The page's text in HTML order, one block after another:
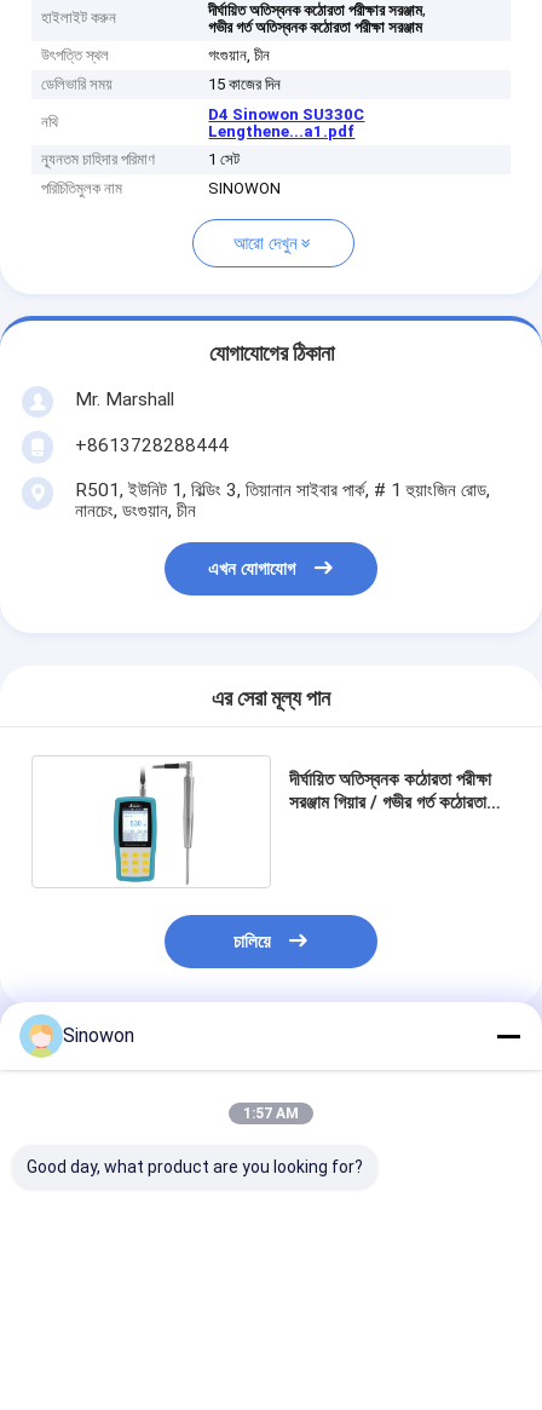
হাইলাইট করুন দীর্ঘায়িত অতিস্বনক কঠোরতা পরীক্ষার সরঞ্জাম,
গভীর গর্ত অতিস্বনক কঠোরতা পরীক্ষা সরঞ্জাম
উৎপত্তি স্থল
গংগুয়ান, চীন
ডেলিভারি সময়
15 কাজের দিন
নথি
D4 Sinowon SU330C
Lengthene...a1.pdf
ন্যূনতম চাহিদার পরিমাণ
1 সেট
পরিচিতিমুলক নাম
SINOWON
আরো দেখুন
যোগাযোগের ঠিকানা
Mr. Marshall
+8613728288444
R501, ইউনিট 1, বিল্ডিং 3, তিয়ানান সাইবার পার্ক, # 1 হুয়াংজিন রোড,
নানচেং, ডংগুয়ান, চীন
এখন যোগাযোগ
এর সেরা মূল্য পান
দীর্ঘায়িত অতিস্বনক কঠোরতা পরীক্ষা
সরঞ্জাম গিয়ার / গভীর গর্ত কঠোরতা
চালিয়ে
প্রস্তাবিত পণ্য
Sinowon
1:57 AM
Good day, what product are you looking for?